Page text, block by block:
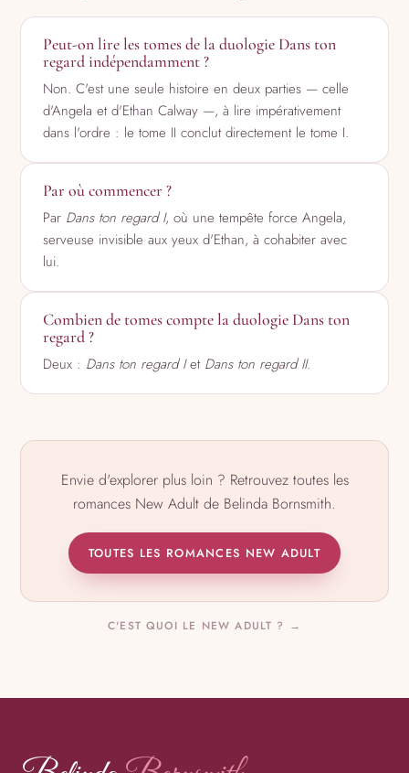
Peut-on lire les tomes de la duologie Dans ton
regard indépendamment ?
Non. C'est une seule histoire en deux parties — celle
d'Angela et d'Ethan Calway —, à lire impérativement
dans l'ordre : le tome II conclut directement le tome I.
Par où commencer ?
Par Dans ton regard I, où une tempête force Angela,
serveuse invisible aux yeux d'Ethan, à cohabiter avec
lui.
Combien de tomes compte la duologie Dans ton
regard ?
Deux : Dans ton regard Iet Dans ton regard II.
Envie d'explorer plus loin ? Retrouvez toutes les
romances New Adult de Belinda Bornsmith.
TOUTES LES ROMANCES NEW ADULT
C'EST QUOI LE NEW ADULT ? →